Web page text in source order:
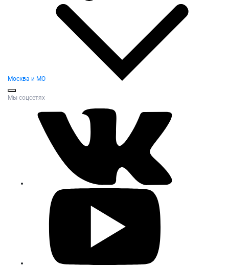
Москва и МО
Мы соцсетях